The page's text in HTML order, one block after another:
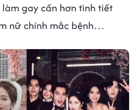
làm gay cấn hơn tình tiết
nữ chính mắc bệnh…